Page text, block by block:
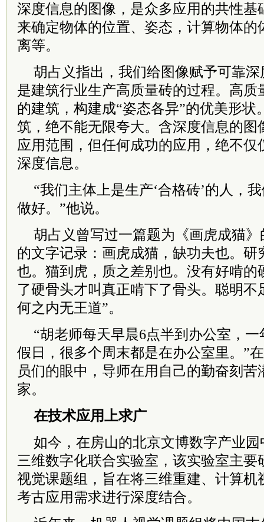
深度信息的图像，是众多应用的共性基
来确定物体的位置、姿态，计算物体的
离等。
胡占义指出，我们给图像赋予可靠
是建筑行业生产高质量砖的过程。高质
的建筑，构建成“姿态各异”的优美形状
筑，绝不能无限夸大。含深度信息的图
应用范围，但任何成功的应用，绝不仅
深度信息。
“我们主体上是生产‘合格砖’的人，
做好。”他说。
胡占义曾写过一篇题为《画虎成猫
的文字记录：画虎成猫，缺功夫也。研
也。猫到虎，质之差别也。没有好啃的
了硬骨头才叫真正啃下了骨头。聪明不
何之内无王道”。
“胡老师每天早晨6点半到办公室，
假日，很多个周末都是在办公室里。”
员们的眼中，导师在用自己的勤奋刻苦
家。
在技术应用上求广
如今，在房山的北京文博数字产业
三维数字化联合实验室，该实验室主要
视觉课题组，旨在将三维重建、计算机
考古应用需求进行深度结合。